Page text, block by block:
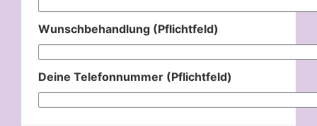
Wunschbehandlung (Pflichtfeld)
Deine Telefonnummer (Pflichtfeld)